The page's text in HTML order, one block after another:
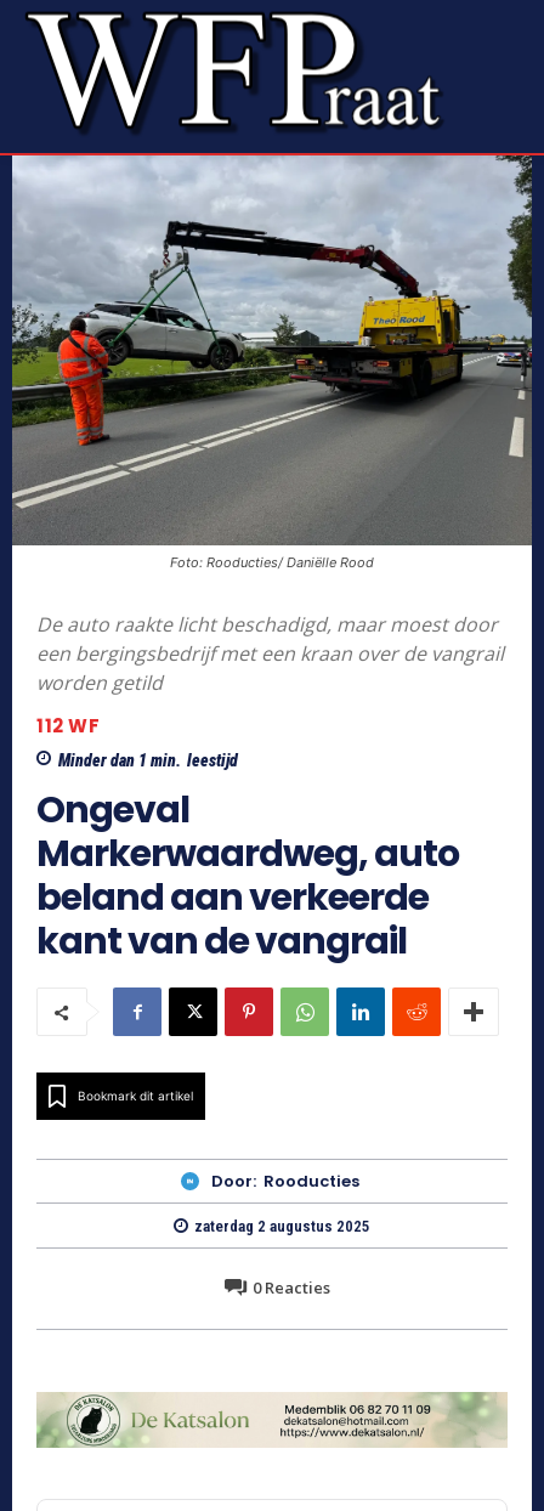
Foto: Rooducties/ Daniëlle Rood
De auto raakte licht beschadigd, maar moest door
een bergingsbedrijf met een kraan over de vangrail
worden getild
112 WF
Minder dan 1 min. leestijd
Ongeval
Markerwaardweg, auto
beland aan verkeerde
kant van de vangrail
Bookmark dit artikel
Door: Rooducties
zaterdag 2 augustus 2025
0Reacties